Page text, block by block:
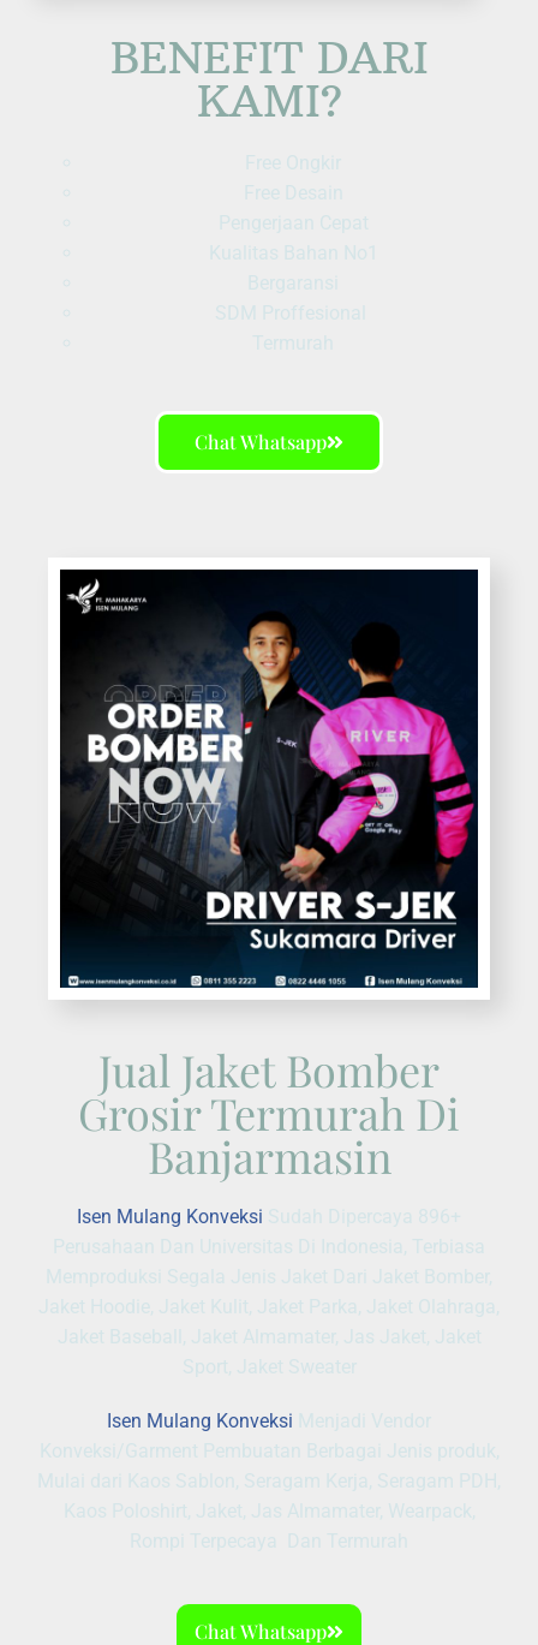
BENEFIT DARI
KAMI?
Free Ongkir
Free Desain
Pengerjaan Cepat
Kualitas Bahan No1
Bergaransi
SDM Proffesional
Termurah
Chat Whatsapp
Jual Jaket Bomber
Grosir Termurah Di
Banjarmasin
Isen Mulang Konveksi Sudah Dipercaya 896+
Perusahaan Dan Universitas Di Indonesia, Terbiasa
Memproduksi Segala Jenis Jaket Dari Jaket Bomber,
Jaket Hoodie, Jaket Kulit, Jaket Parka, Jaket Olahraga,
Jaket Baseball, Jaket Almamater, Jas Jaket, Jaket
Sport, Jaket Sweater
Isen Mulang Konveksi Menjadi Vendor
Konveksi/Garment Pembuatan Berbagai Jenis produk,
Mulai dari Kaos Sablon, Seragam Kerja, Seragam PDH,
Kaos Poloshirt, Jaket, Jas Almamater, Wearpack,
Rompi Terpecaya Dan Termurah
Chat Whatsapp